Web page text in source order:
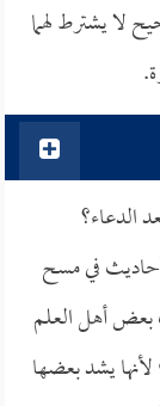
لا يشترط لهما
الدعاء؟
في مسح
بعض أهل العلم
يشد بعضها